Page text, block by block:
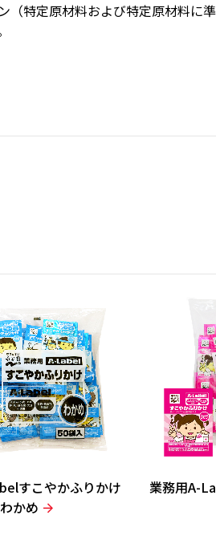
特定原材料および特定原材料に
すこやかふりかけ
わかめ
業務用A-